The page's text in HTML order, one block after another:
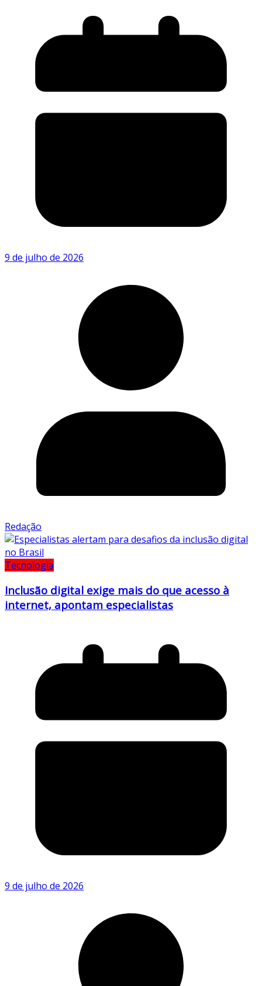
9 de julho de 2026
Redação
Tecnologia
Inclusão digital exige mais do que acesso à
internet, apontam especialistas
9 de julho de 2026